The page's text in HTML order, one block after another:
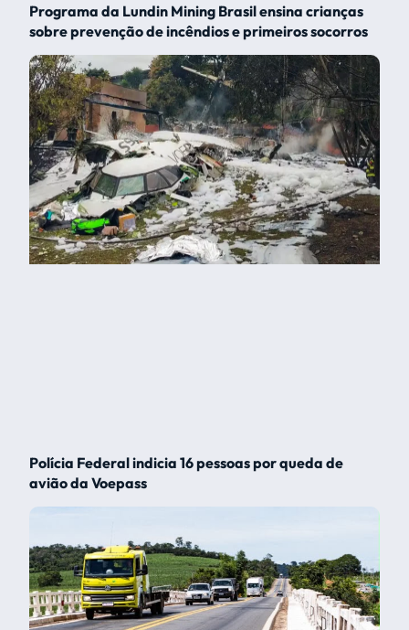
Programa da Lundin Mining Brasil ensina crianças
sobre prevenção de incêndios e primeiros socorros
Polícia Federal indicia 16 pessoas por queda de
avião da Voepass